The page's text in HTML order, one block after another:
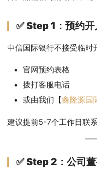
✅ Step 1：预约开
中信国际银行不接受临时
官网预约表格
拨打客服电话
或由我们【鑫隆源国
建议提前5-7个工作日联
✅ Step 2：公司